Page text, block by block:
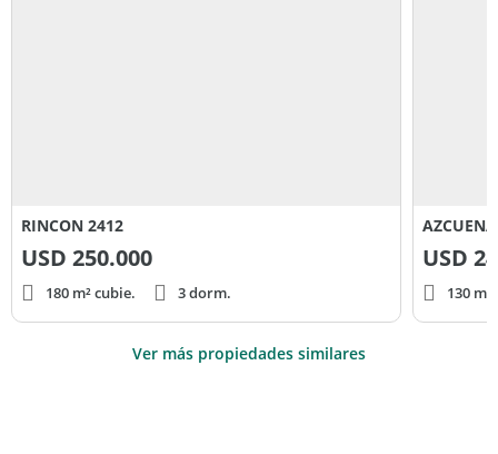
RINCON 2412
USD 250.000
180 m² cubie. 3 dorm.
USD
130
Ver más propiedades similares